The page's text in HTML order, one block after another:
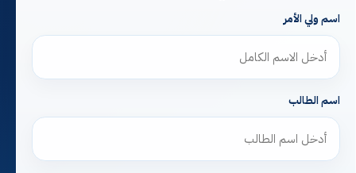
اسم ولي الأمر
اسم الطالب